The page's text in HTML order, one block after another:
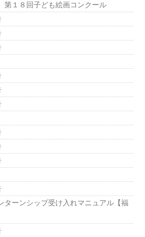
１８回子ども絵画コンクール
ターンシップ受け入れマニュアル【福